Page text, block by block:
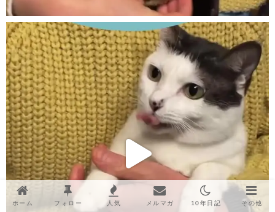
ホーム フォロー 人気 メルマガ 10年日記 その他